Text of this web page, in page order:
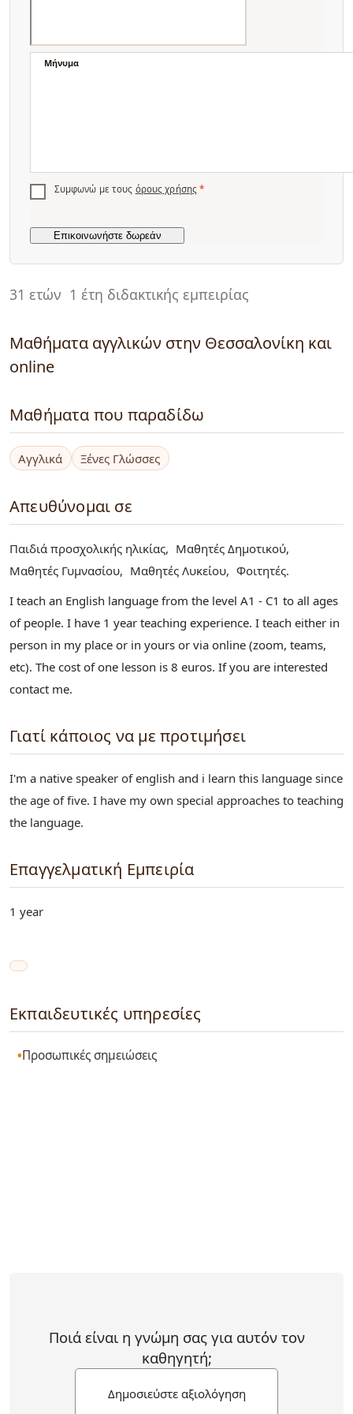
31 ετών 1 έτη διδακτικής εμπειρίας
Μαθήματα αγγλικών στην Θεσσαλονίκη και
online
Μαθήματα που παραδίδω
Αγγλικά Ξένες Γλώσσες
Απευθύνομαι σε
Παιδιά προσχολικής ηλικίας
Μαθητές Δημοτικού
Μαθητές Γυμνασίου
Μαθητές Λυκείου
Φοιτητές
I teach an English language from the level A1 - C1 to all ages
of people. I have 1 year teaching experience. I teach either in
person in my place or in yours or via online (zoom, teams,
etc). The cost of one lesson is 8 euros. If you are interested
contact me.
Γιατί κάποιος να με προτιμήσει
I'm a native speaker of english and i learn this language since
the age of five. I have my own special approaches to teaching
the language.
Επαγγελματική Εμπειρία
1 year
Εκπαιδευτικές υπηρεσίες
Προσωπικές σημειώσεις
Ποιά είναι η γνώμη σας για αυτόν τον
καθηγητή;
Δημοσιεύστε αξιολόγηση
Μήνυμα
Συμφωνώ με τους όρους χρήσης *